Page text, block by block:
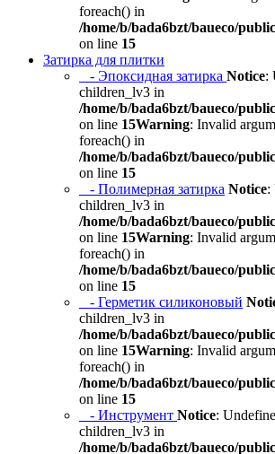
foreach() in
/home/b/bada6bzt/baueco/
on line 15
Затирка для плитки
- Эпоксидная затирка Notice:
children_lv3 in
/home/b/bada6bzt/baueco/
on line 15Warning: Invalid
foreach() in
/home/b/bada6bzt/baueco/
on line 15
- Полимерная затирка Notice:
children_lv3 in
/home/b/bada6bzt/baueco/
on line 15Warning: Invalid
foreach() in
/home/b/bada6bzt/baueco/
on line 15
- Герметик силиконовый
children_lv3 in
/home/b/bada6bzt/baueco/
on line 15Warning: Invalid
foreach() in
/home/b/bada6bzt/baueco/
on line 15
- Инструмент Notice:
children_lv3 in
/home/b/bada6bzt/baueco/